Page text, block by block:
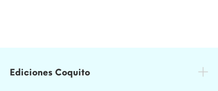
Ediciones Coquito